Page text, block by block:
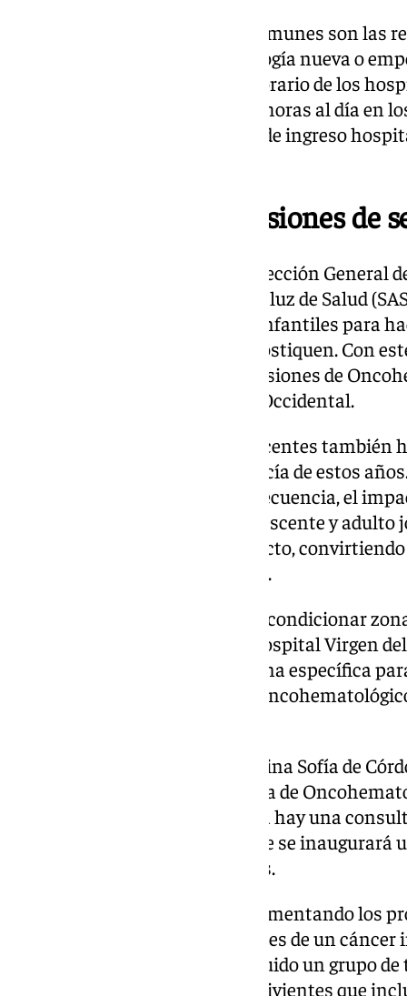
De hecho, las consultas más comunes son las
quimioterapia, con sintomatología nueva o
Asimismo, se ha ampliado el horario de los
Oncohematología infantil a 12 horas al día en
permitido reducir la necesidad de ingreso
Creación de subcomisiones de
La Consejería, a través de la Dirección General
Farmacéutica y el Servicio Andaluz de Salud
de subcomisiones de tumores infantiles para
de todos los casos que se diagnostiquen. Con
puesta en marcha dos subcomisiones de
Andalucía, una Oriental y otra Occidental.
La atención a pacientes adolescentes también
Estrategia de Cáncer de Andalucía de estos
edad (14-18 años) son de baja frecuencia, el
elevada vulnerabilidad del adolescente y
una patología de altísimo impacto,
debe tratarse en un punto clave.
Por ello, se está trabajando en acondicionar
pacientes. En concreto, en el Hospital Virgen
construcción la Planta Zero, zona específica
adolescente afecto de proceso
En el Hospital Universitario Reina Sofía de
adolescentes dentro de la planta de
Virgen de las Nieves de Granada hay una
dos días al mes y próximamente se inaugurará
tiempo libre de los adolescentes.
Asimismo, la Consejería está fomentando los
plazo de pacientes supervivientes de un
adultos. Para ello, se ha constituido un grupo
protocolo/guía de largos supervivientes que